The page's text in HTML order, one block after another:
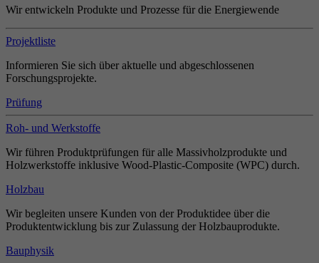
Wir entwickeln Produkte und Prozesse für die Energiewende
Projektliste
Informieren Sie sich über aktuelle und abgeschlossenen
Forschungsprojekte.
Prüfung
Roh- und Werkstoffe
Wir führen Produktprüfungen für alle Massivholzprodukte und
Holzwerkstoffe inklusive Wood-Plastic-Composite (WPC) durch.
Holzbau
Wir begleiten unsere Kunden von der Produktidee über die
Produktentwicklung bis zur Zulassung der Holzbauprodukte.
Bauphysik